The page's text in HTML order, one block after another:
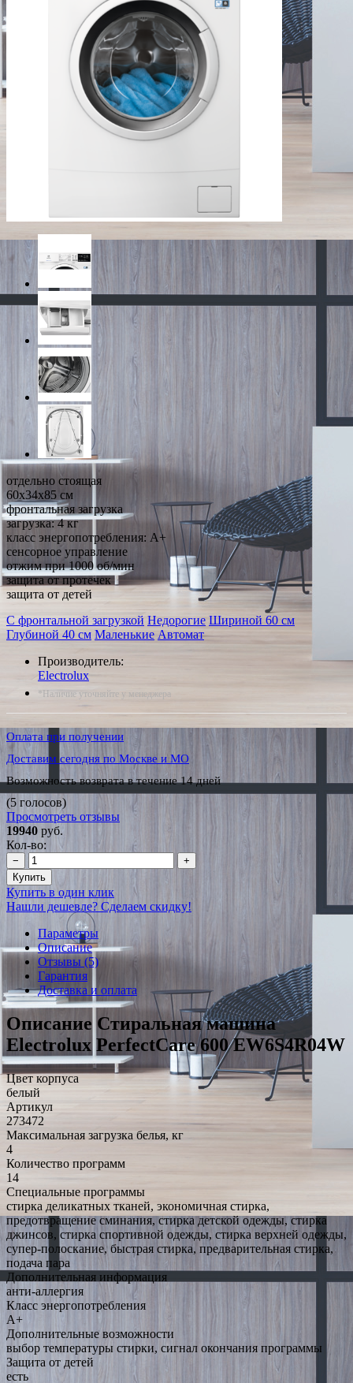
отдельно стоящая
60x34x85 см
фронтальная загрузка
загрузка: 4 кг
класс энергопотребления: A+
сенсорное управление
отжим при 1000 об/мин
защита от протечек
защита от детей
С фронтальной загрузкой Недорогие Шириной 60 см
Глубиной 40 см Маленькие Автомат
Производитель:
Electrolux
*Наличие уточняйте у менеджера
Оплата при получении
Доставим сегодня по Москве и МО
Возможность возврата в течение 14 дней
(5 голосов)
Просмотреть отзывы
19940 руб.
Кол-во:
−
+
Купить
Купить в один клик
Нашли дешевле? Сделаем скидку!
Параметры
Описание
Отзывы (5)
Гарантия
Доставка и оплата
Описание Стиральная машина
Electrolux PerfectCare 600 EW6S4R04W
Цвет корпуса
белый
Артикул
273472
Максимальная загрузка белья, кг
4
Количество программ
14
Специальные программы
стирка деликатных тканей, экономичная стирка,
предотвращение сминания, стирка детской одежды, стирка
джинсов, стирка спортивной одежды, стирка верхней одежды,
супер-полоскание, быстрая стирка, предварительная стирка,
подача пара
Дополнительная информация
анти-аллергия
Класс энергопотребления
A+
Дополнительные возможности
выбор температуры стирки, сигнал окончания программы
Защита от детей
есть